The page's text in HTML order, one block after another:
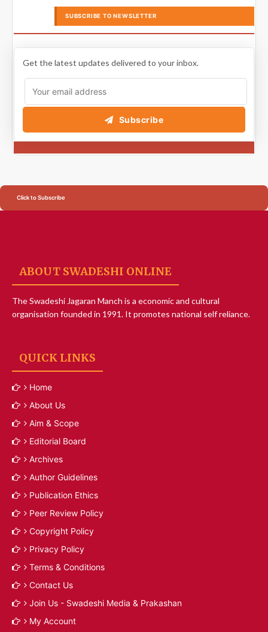
SUBSCRIBE TO NEWSLETTER
Get the latest updates delivered to your inbox.
Subscribe
Click to Subscribe
ABOUT SWADESHI ONLINE
The Swadeshi Jagaran Manch is a economic and cultural
organisation founded in 1991. It promotes national self reliance.
QUICK LINKS
Home
About Us
Aim & Scope
Editorial Board
Archives
Author Guidelines
Publication Ethics
Peer Review Policy
Copyright Policy
Privacy Policy
Terms & Conditions
Contact Us
Join Us - Swadeshi Media & Prakashan
My Account